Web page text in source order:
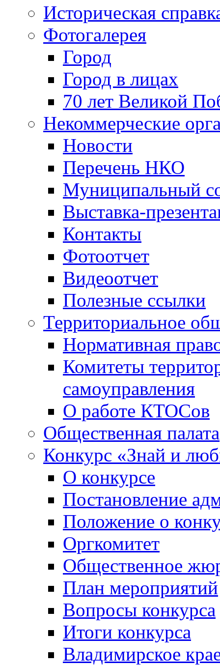
Историческая
Фотогалерея
Город
Город в лицах
70 лет Великой
Некоммерческие
Новости
Перечень НКО
Муниципальный
Выставка-
Контакты
Фотоотчет
Видеоотчет
Полезные ссылки
Территориальное
Нормативная
Комитеты
самоуправления
О работе КТОСов
Общественная палата
Конкурс «Знай и
О конкурсе
Постановление
Положение о
Оргкомитет
Общественное
План мероприятий
Вопросы конкурса
Итоги конкурса
Владимирское